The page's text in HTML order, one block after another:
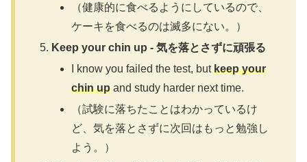
（健康的に食べるようにしているので、
ケーキを食べるのは滅多にない。）
Keep your chin up - 気を落とさずに頑張る
I know you failed the test, butkeep your
chin up and study harder next time.
（試験に落ちたことはわかっているけ
ど、気を落とさずに次回はもっと勉強し
よう。）